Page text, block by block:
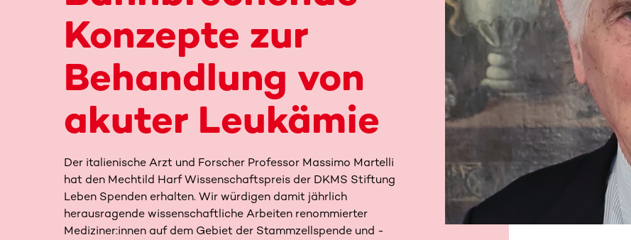
Konzepte zur
Behandlung von
akuter Leukämie
Der italienische Arzt und Forscher Professor Massimo Martelli
hat den Mechtild Harf Wissenschaftspreis der DKMS Stiftung
Leben Spenden erhalten. Wir würdigen damit jährlich
herausragende wissenschaftliche Arbeiten renommierter
Mediziner:innen auf dem Gebiet der Stammzellspende und -